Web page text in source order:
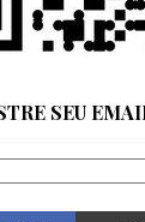
SEU